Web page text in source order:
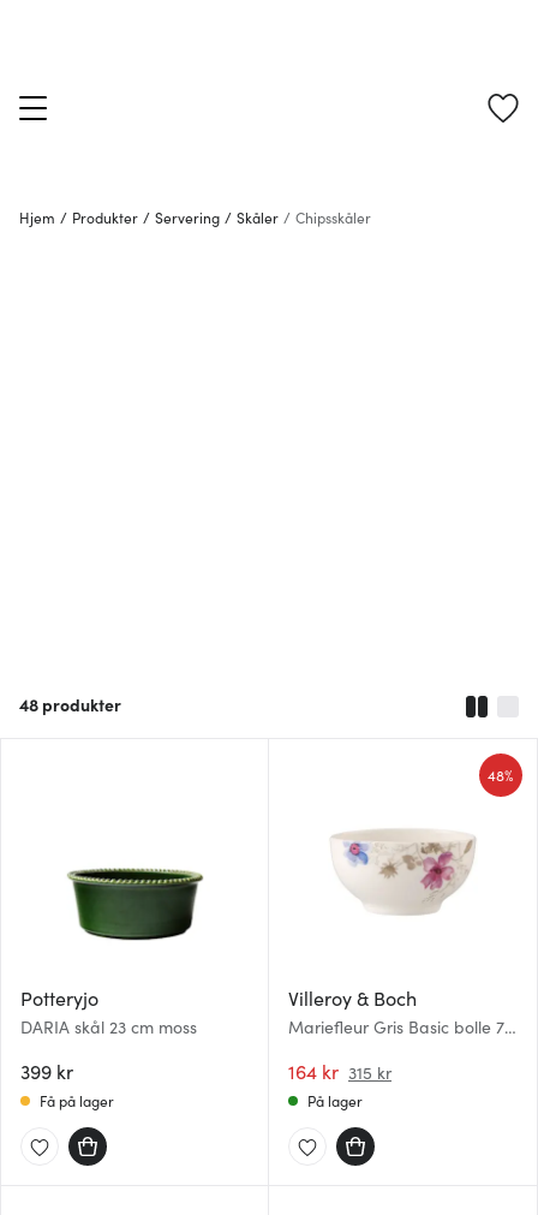
Hjem / Produkter / Servering / Skåler / Chipsskåler
48 produkter
Potteryjo
DARIA skål 23 cm moss
399 kr
Få på lager
Villeroy & Boch
Mariefleur Gris Basic bolle 75
164 kr 315 kr
48%
På lager